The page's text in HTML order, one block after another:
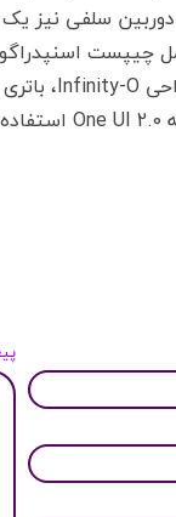
۳۲ مگاپیکسلی قرار